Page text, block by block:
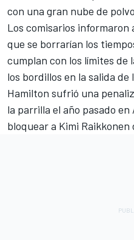
con una gran nube de
Los comisarios informaron
que se borrarían los
cumplan con los límites de
los bordillos en la salida
Hamilton sufrió una
la parrilla el año pasado
bloquear a Kimi Raikkonen